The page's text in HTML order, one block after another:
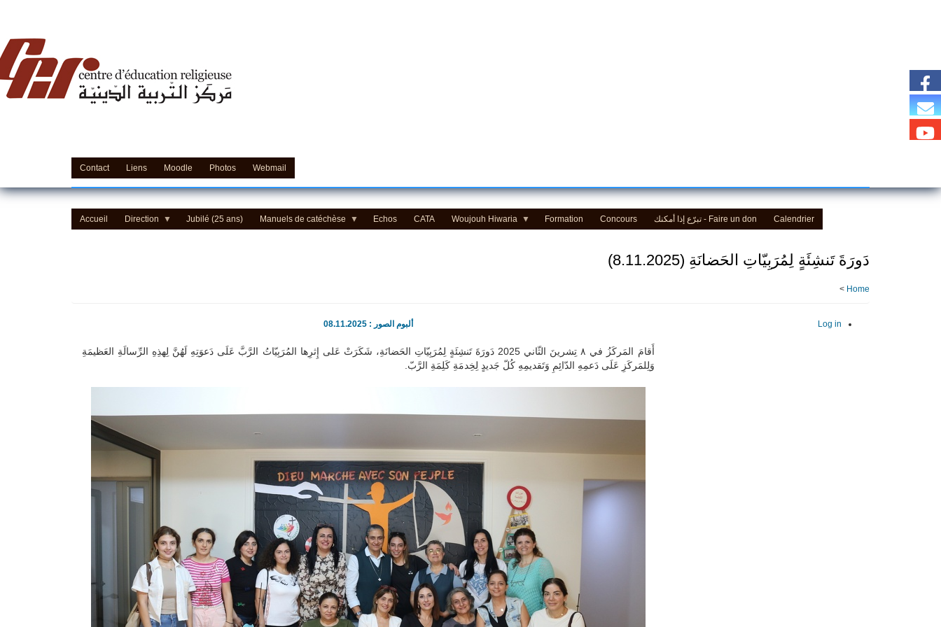
Contact Liens Moodle Photos Webmail
Accueil Direction Jubilé (25 ans) Manuels de catéchèse Echos CATA Woujouh Hiwaria Formation Concours Faire un don - تبرّع إذا أمكنك Calendrier
دَورَةَ تَنشِئَةٍ لِمُرَبِيّاتِ الحَضانَةِ (8.11.2025)
Home
>
ألبوم الصور : 08.11.2025
أَقامَ المَركَزُ في ٨ تِشرينَ الثّاني 2025 دَورَةَ تَنشِئَةٍ لِمُرَبِيّاتِ الحَضانَةِ، شَكَرَتْ عَلى إِثرِها المُرَبِيّاتُ الرَّبَّ عَلَى دَعوَتِهِ لَهُنَّ لِهذِهِ الرِّسالَةِ العَظيمَةِ
وَلِلمَركَزِ عَلَى دَعمِهِ الدّائِمِ وَتَقديمِهِ كُلّ جَديدٍ لِخِدمَةِ كَلِمَةِ الرَّبّ.
Log in